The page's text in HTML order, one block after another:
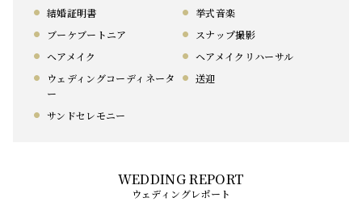
結婚証明書
挙式音楽
ブーケブートニア
スナップ撮影
ヘアメイク
ヘアメイクリハーサル
ウェディングコーディネータ
ー
送迎
サンドセレモニー
ウェディングレポート